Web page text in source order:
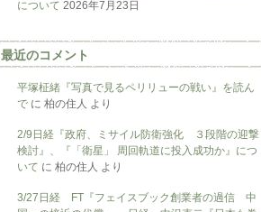
について 2026年7月23日
最近のコメント
平塚柾緒『写真で見るペリリューの戦い』を読ん
で に 柏の住人 より
2/9日経『政府、ミサイル防衛強化 ３段階の迎撃
検討』、『「衛星」 周回軌道に投入成功か』につ
いて に 柏の住人 より
3/27日経 FT『フェイスブック創業者の過信 中